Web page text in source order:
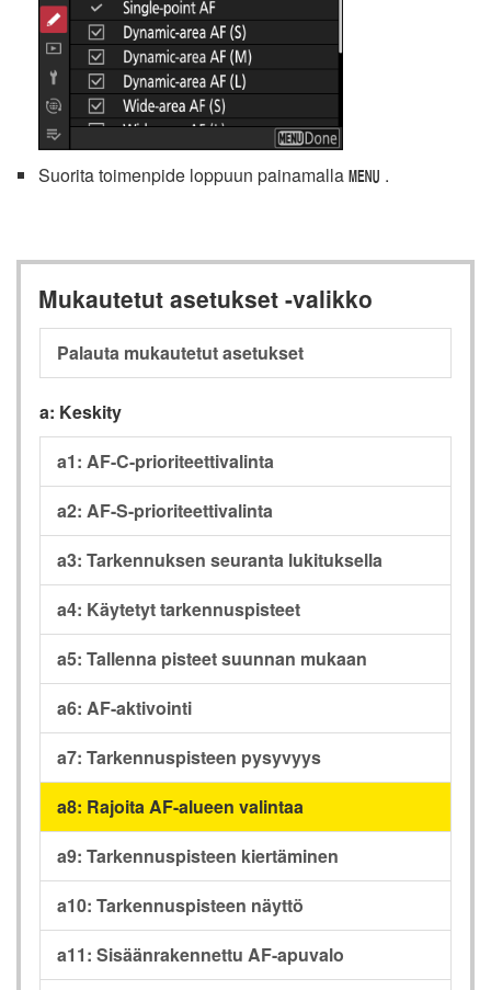
Suorita toimenpide loppuun painamalla G .
Mukautetut asetukset -valikko
Palauta mukautetut asetukset
a: Keskity
a1: AF-C-prioriteettivalinta
a2: AF-S-prioriteettivalinta
a3: Tarkennuksen seuranta lukituksella
a4: Käytetyt tarkennuspisteet
a5: Tallenna pisteet suunnan mukaan
a6: AF-aktivointi
a7: Tarkennuspisteen pysyvyys
a8: Rajoita AF-alueen valintaa
a9: Tarkennuspisteen kiertäminen
a10: Tarkennuspisteen näyttö
a11: Sisäänrakennettu AF-apuvalo